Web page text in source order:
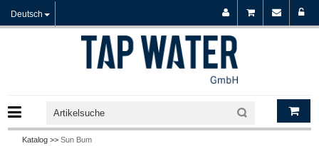
Deutsch
Katalog >> Sun Bum